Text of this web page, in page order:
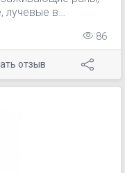
лучевые в
язвы,
прохода и
с
уменьшения
стенок
терапии
также как
86
отзыв